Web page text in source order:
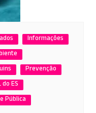
Informações
Prevenção
do ES
Pública